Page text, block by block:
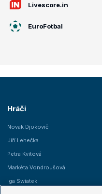
Livescore.in
EuroFotbal
Hráči
Novak Djokovič
Jiří Lehečka
Petra Kvitová
Markéta Vondroušová
Iga Swiatek